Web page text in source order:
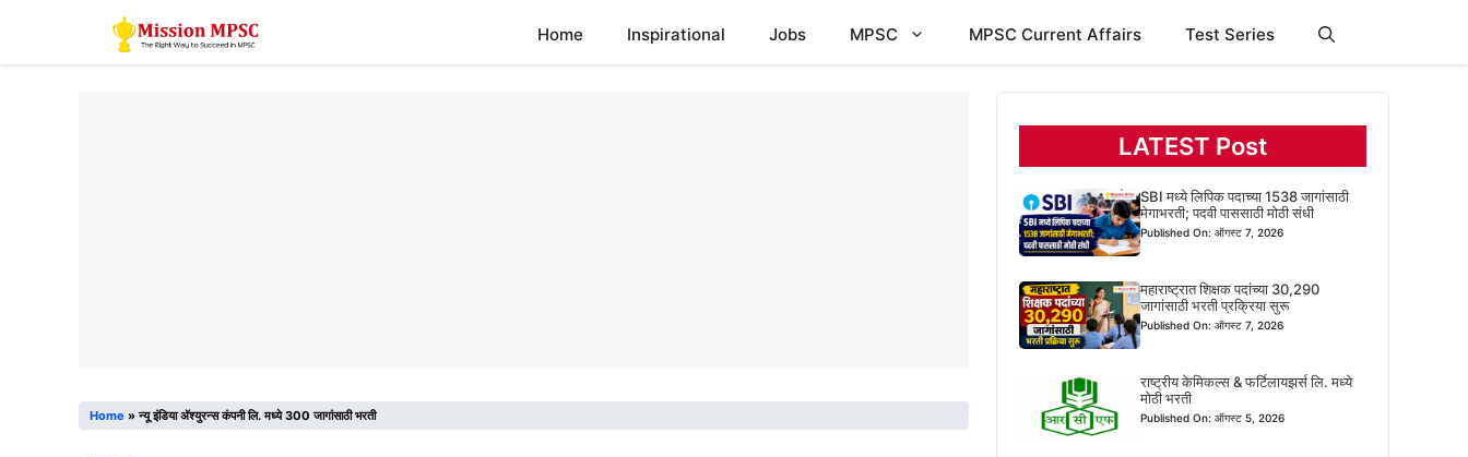
Home Inspirational Jobs MPSC MPSC Current Affairs Test Series
Home »न्यू इंडिया अ‍ॅश्युरन्स कंपनी लि. मध्ये 300 जागांसाठी भरती
LATEST Post
SBI मध्ये लिपिक पदाच्या 1538 जागांसाठी
मेगाभरती; पदवी पाससाठी मोठी संधी
Published On: ऑगस्ट 7, 2026
महाराष्ट्रात शिक्षक पदांच्या 30,290
जागांसाठी भरती प्रक्रिया सुरू
Published On: ऑगस्ट 7, 2026
राष्ट्रीय केमिकल्स & फर्टिलायझर्स लि. मध्ये
मोठी भरती
Published On: ऑगस्ट 5, 2026